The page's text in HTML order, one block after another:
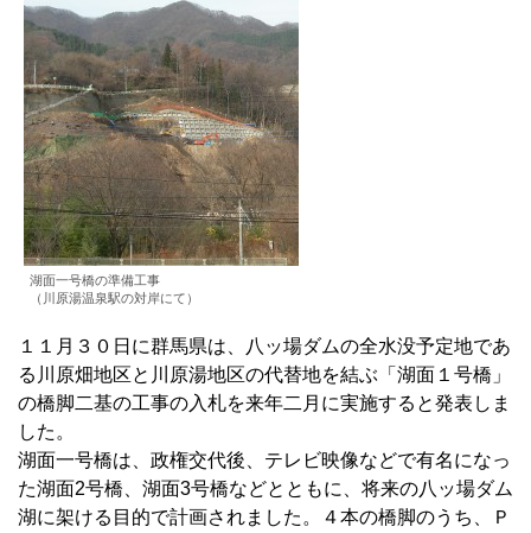
湖面一号橋の準備工事
（川原湯温泉駅の対岸にて）
１１月３０日に群馬県は、八ッ場ダムの全水没予定地であ
る川原畑地区と川原湯地区の代替地を結ぶ「湖面１号橋」
の橋脚二基の工事の入札を来年二月に実施すると発表しま
した。
湖面一号橋は、政権交代後、テレビ映像などで有名になっ
た湖面2号橋、湖面3号橋などとともに、将来の八ッ場ダム
湖に架ける目的で計画されました。４本の橋脚のうち、Ｐ